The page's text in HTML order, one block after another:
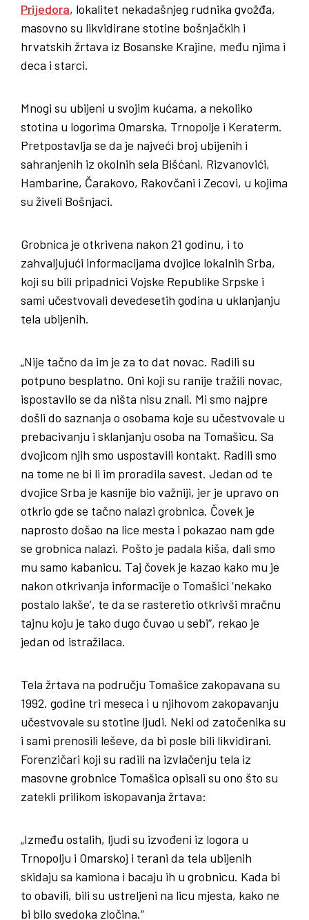
Prijedora, lokalitet nekadašnjeg rudnika gvožđa,
masovno su likvidirane stotine bošnjačkih i
hrvatskih žrtava iz Bosanske Krajine, među njima i
deca i starci.
Mnogi su ubijeni u svojim kućama, a nekoliko
stotina u logorima Omarska, Trnopolje i Keraterm.
Pretpostavlja se da je najveći broj ubijenih i
sahranjenih iz okolnih sela Bišćani, Rizvanovići,
Hambarine, Čarakovo, Rakovčani i Zecovi, u kojima
su živeli Bošnjaci.
Grobnica je otkrivena nakon 21 godinu, i to
zahvaljujući informacijama dvojice lokalnih Srba,
koji su bili pripadnici Vojske Republike Srpske i
sami učestvovali devedesetih godina u uklanjanju
tela ubijenih.
„Nije tačno da im je za to dat novac. Radili su
potpuno besplatno. Oni koji su ranije tražili novac,
ispostavilo se da ništa nisu znali. Mi smo najpre
došli do saznanja o osobama koje su učestvovale u
prebacivanju i sklanjanju osoba na Tomašicu. Sa
dvojicom njih smo uspostavili kontakt. Radili smo
na tome ne bi li im proradila savest. Jedan od te
dvojice Srba je kasnije bio važniji, jer je upravo on
otkrio gde se tačno nalazi grobnica. Čovek je
naprosto došao na lice mesta i pokazao nam gde
se grobnica nalazi. Pošto je padala kiša, dali smo
mu samo kabanicu. Taj čovek je kazao kako mu je
nakon otkrivanja informacije o Tomašici ‘nekako
postalo lakše’, te da se rasteretio otkrivši mračnu
tajnu koju je tako dugo čuvao u sebi“, rekao je
jedan od istražilaca.
Tela žrtava na području Tomašice zakopavana su
1992. godine tri meseca i u njihovom zakopavanju
učestvovale su stotine ljudi. Neki od zatočenika su
i sami prenosili leševe, da bi posle bili likvidirani.
Forenzičari koji su radili na izvlačenju tela iz
masovne grobnice Tomašica opisali su ono što su
zatekli prilikom iskopavanja žrtava:
„Između ostalih, ljudi su izvođeni iz logora u
Trnopolju i Omarskoj i terani da tela ubijenih
skidaju sa kamiona i bacaju ih u grobnicu. Kada bi
to obavili, bili su ustreljeni na licu mjesta, kako ne
bi bilo svedoka zločina.“